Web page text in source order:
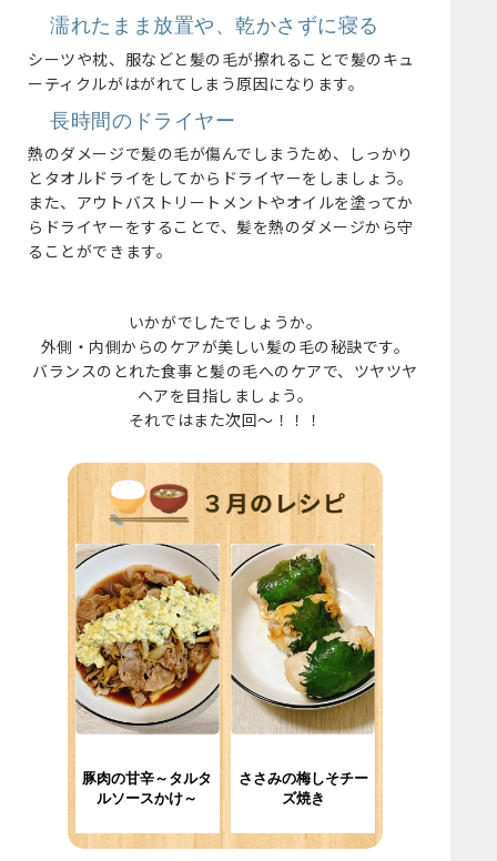
濡れたまま放置や、乾かさずに寝る
シーツや枕、服などと髪の毛が擦れることで髪のキュ
ーティクルがはがれてしまう原因になります。
長時間のドライヤー
熱のダメージで髪の毛が傷んでしまうため、しっかり
とタオルドライをしてからドライヤーをしましょう。
また、アウトバストリートメントやオイルを塗ってか
らドライヤーをすることで、髪を熱のダメージから守
ることができます。
いかがでしたでしょうか。
外側・内側からのケアが美しい髪の毛の秘訣です。
バランスのとれた食事と髪の毛へのケアで、ツヤツヤ
ヘアを目指しましょう。
それではまた次回～！！！
豚肉の甘辛～タルタ
ルソースかけ～
ささみの梅しそチー
ズ焼き